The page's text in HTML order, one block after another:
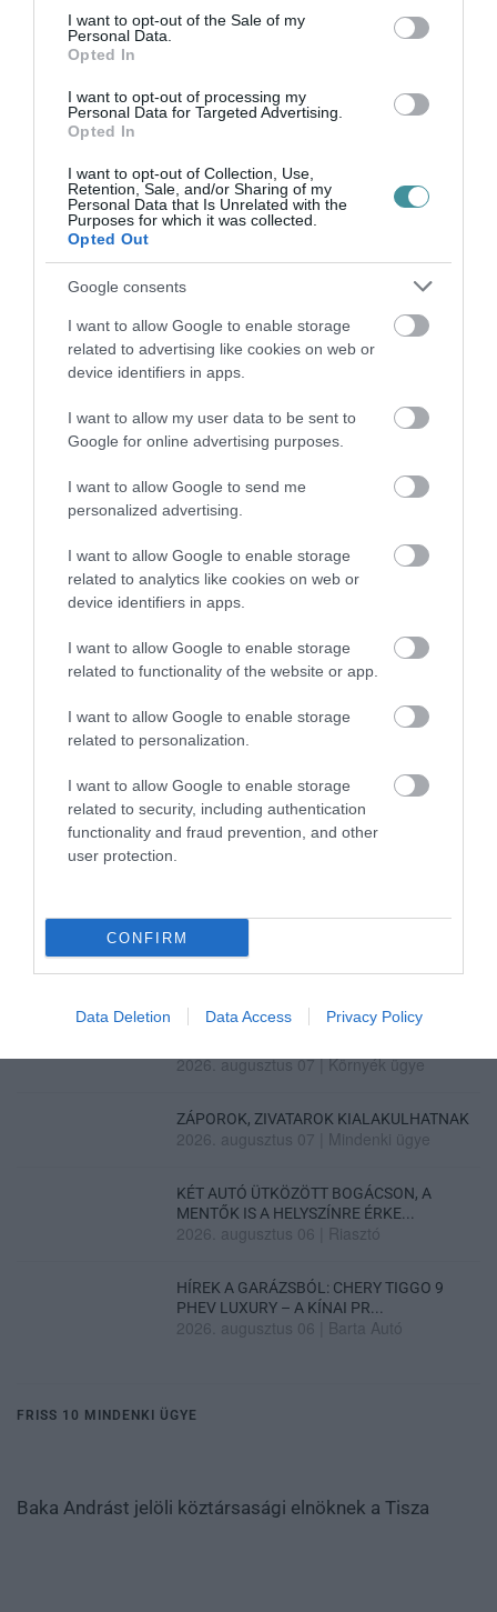
consent section.
I want to opt-out of the Sale of my
Personal Data.
Opted In
I want to opt-out of processing my
Personal Data for Targeted Advertising.
Opted In
I want to opt-out of Collection, Use,
Retention, Sale, and/or Sharing of my
Personal Data that Is Unrelated with the
Purposes for which it was collected.
Opted Out
Google consents
I want to allow Google to enable storage
related to advertising like cookies on web or
device identifiers in apps.
I want to allow my user data to be sent to
Google for online advertising purposes.
I want to allow Google to send me
personalized advertising.
I want to allow Google to enable storage
related to analytics like cookies on web or
device identifiers in apps.
I want to allow Google to enable storage
related to functionality of the website or app.
I want to allow Google to enable storage
related to personalization.
I want to allow Google to enable storage
related to security, including authentication
functionality and fraud prevention, and other
user protection.
CONFIRM
Data Deletion Data Access Privacy Policy
Legfrissebb híreink
35 PERCES TANÓRÁK ÉS KEVESEBB HÁZI
FELADAT JÖHET AZ ALSÓ ...
2026. augusztus 08|Mindenki ügye
BAKA ANDRÁST JELÖLI KÖZTÁRSASÁGI
ELNÖKNEK A TISZA
Mindenki ügye
ÚJ MAGYAR KÜLÜGYI STRATÉGIA KÉSZÜL,
TELJES SZAKÍTÁS JÖN A...
Mindenki ügye
AMIKÉRT ÉRDEMES MEGNÉZNI
2026. augusztus 08 Promóció
TÖBB MINT EGY HÓNAP IS LEHET, MIRE
TELJESEN ÚJRAINDUL A P...
2026. augusztus 07
TANULJ NÉMETÜL OTTHONRÓL: A
DIGITÁLIS TANULÁS ELŐNYEI
2026. augusztus 07 Promóció
ÚJRAINDULNAK A KORÁBBAN
2026. augusztus 07|Eger ügye
TÍZ ÉVE NEM VOLT ILYEN ALACSONY AZ
MINDHÁROM ÜTEMBEN DOLGOZNAK A 25-
ÖS FŐÚTON EGERBEN
2026. augusztus 07|Eger ügye
HALMENTÉS SZARVASKŐNÉL: ŐSHONOS
2026. augusztus 07|Környék ügye
ZÁPOROK, ZIVATAROK KIALAKULHATNAK
2026. augusztus 07 Mindenki ügye
KÉT AUTÓ ÜTKÖZÖTT BOGÁCSON, A
MENTŐK IS A HELYSZÍNRE ÉRKE...
2026. augusztus 06 Riasztó
HÍREK A GARÁZSBÓL: CHERY TIGGO 9
PHEV LUXURY – A KÍNAI PR...
2026. augusztus 06 Barta Autó
FRISS 10 MINDENKI ÜGYE
Baka Andrást jelöli köztársasági elnöknek a Tisza